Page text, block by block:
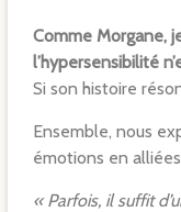
Comme Morgane,
l’hypersensibilité
Si son histoire
Ensemble, nous
émotions en
« Parfois, il suffit